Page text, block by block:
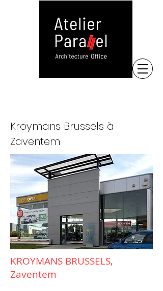
Kroymans Brussels à
Zaventem
KROYMANS BRUSSELS,
Zaventem